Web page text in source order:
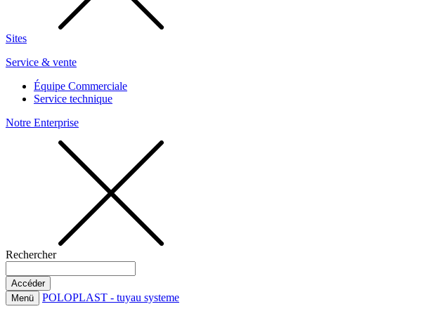
Sites
Service & vente
Équipe Commerciale
Service technique
Notre Enterprise
Rechercher
Menü POLOPLAST - tuyau systeme